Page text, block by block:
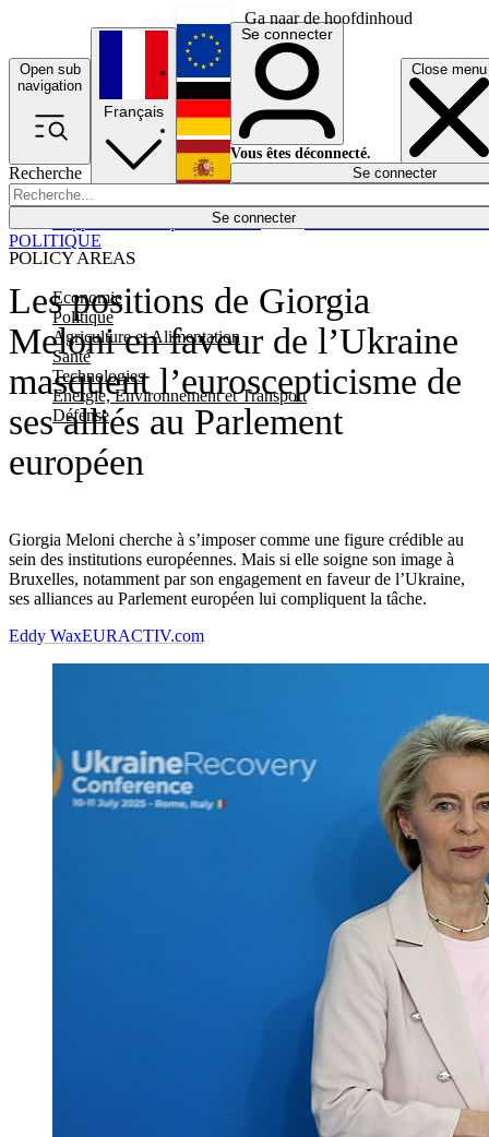
Ga naar de hoofdinhoud
Open sub
navigation
Close menu
Recherche
Se connecter
POLICY AREAS
Economie
Politique
Agriculture et Alimentation
Santé
Technologies
Energie, Environnement et Transport
Défense
Économie
Français
English
Deutsch
Español
Se connecter
Vous êtes déconnecté.
Se connecter
Les positions de Giorgia
Meloni en faveur de l’Ukraine
masquent l’euroscepticisme de
ses alliés au Parlement
européen
Giorgia Meloni cherche à s’imposer comme une figure crédible au
sein des institutions européennes. Mais si elle soigne son image à
Bruxelles, notamment par son engagement en faveur de l’Ukraine,
ses alliances au Parlement européen lui compliquent la tâche.
POLITIQUE
Eddy WaxEURACTIV.com